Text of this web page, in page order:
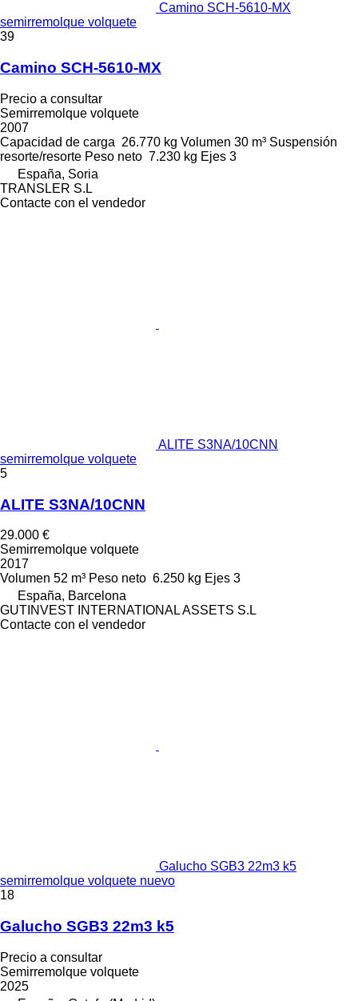
Camino SCH-5610-MX
semirremolque volquete
39
Camino SCH-5610-MX
Precio a consultar
Semirremolque volquete
2007
Capacidad de carga 26.770 kg Volumen 30 m³ Suspensión
resorte/resorte Peso neto 7.230 kg Ejes 3
España, Soria
TRANSLER S.L
Contacte con el vendedor
ALITE S3NA/10CNN
semirremolque volquete
5
ALITE S3NA/10CNN
29.000 €
Semirremolque volquete
2017
Volumen 52 m³ Peso neto 6.250 kg Ejes 3
España, Barcelona
GUTINVEST INTERNATIONAL ASSETS S.L
Contacte con el vendedor
Galucho SGB3 22m3 k5
semirremolque volquete nuevo
18
Galucho SGB3 22m3 k5
Precio a consultar
Semirremolque volquete
2025